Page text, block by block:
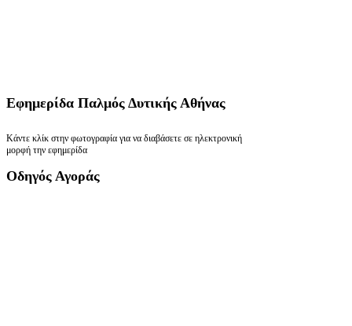
Εφημερίδα Παλμός Δυτικής Αθήνας
Κάντε κλίκ στην φωτογραφία για να διαβάσετε σε ηλεκτρονική
μορφή την εφημερίδα
Οδηγός Αγοράς